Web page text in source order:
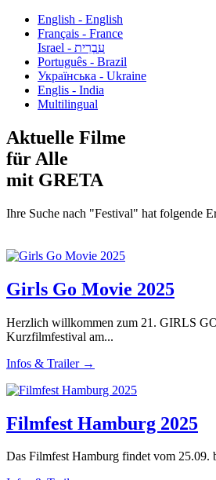
English - English
Français - France
עִבְרִית - Israel
Português - Brazil
Українська - Ukraine
Englis - India
Multilingual
Aktuelle Filme
für Alle
mit GRETA
Ihre Suche nach "Festival" hat folgende
Girls Go Movie 2025
Herzlich willkommen zum 21. GIRLS
Kurzfilmfestival am...
Infos & Trailer →
Filmfest Hamburg 2025
Das Filmfest Hamburg findet vom 25.09.